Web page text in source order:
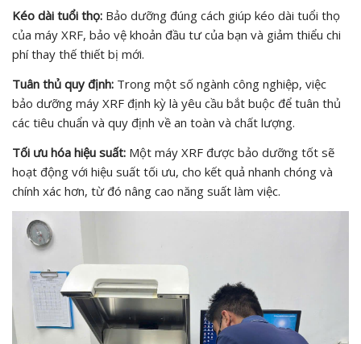
Kéo dài tuổi thọ: Bảo dưỡng đúng cách giúp kéo dài tuổi thọ
của máy XRF, bảo vệ khoản đầu tư của bạn và giảm thiểu chi
phí thay thế thiết bị mới.
Tuân thủ quy định: Trong một số ngành công nghiệp, việc
bảo dưỡng máy XRF định kỳ là yêu cầu bắt buộc để tuân thủ
các tiêu chuẩn và quy định về an toàn và chất lượng.
Tối ưu hóa hiệu suất: Một máy XRF được bảo dưỡng tốt sẽ
hoạt động với hiệu suất tối ưu, cho kết quả nhanh chóng và
chính xác hơn, từ đó nâng cao năng suất làm việc.